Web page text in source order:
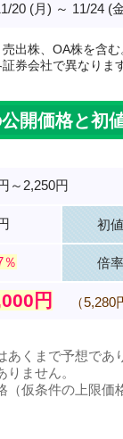
20 (月) ～ 11/24 (
出株、OA株を含む
券会社で異なります
開価格と初
～2,250円
初値
％ 倍
円 （
くまで予想であ
ません。
仮条件の上限価